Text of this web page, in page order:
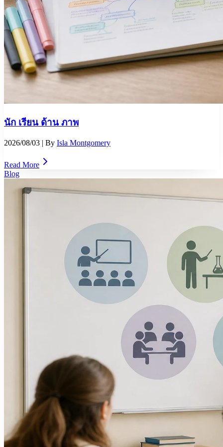
นัก เรียน ด้าน ภาพ
2026/08/03 | By Isla Montgomery
Read More
Blog